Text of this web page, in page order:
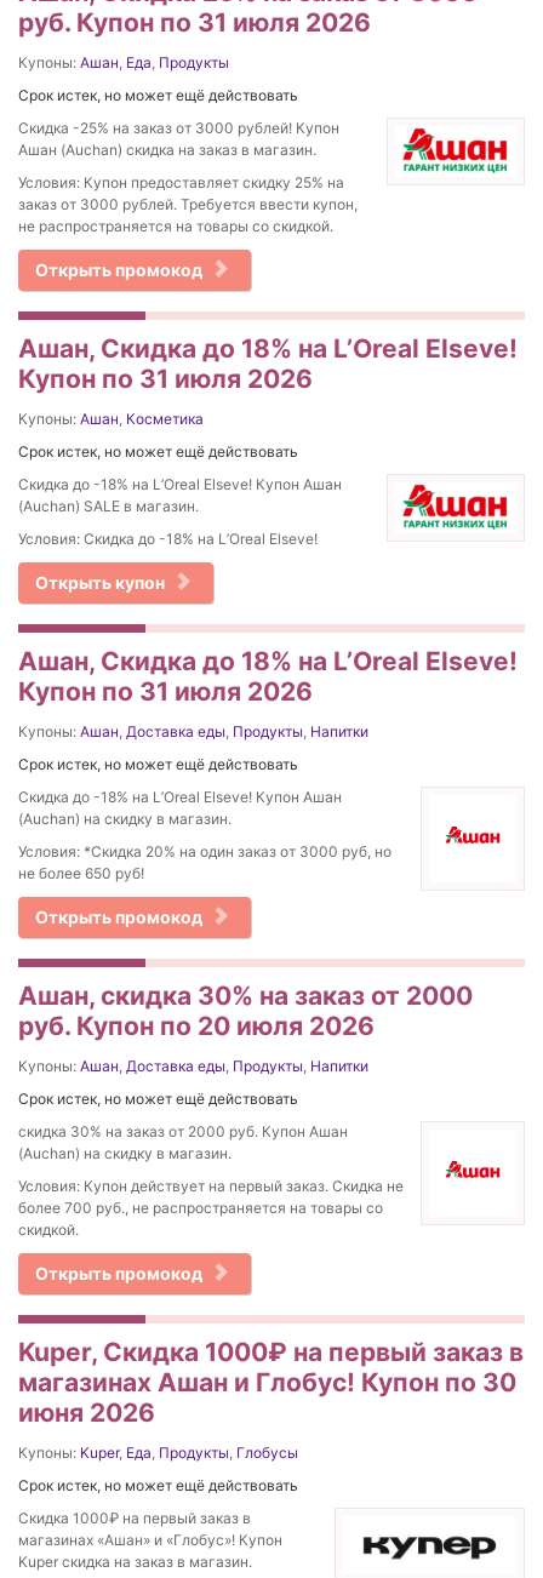
руб. Купон по 31 июля 2026
Купоны: Ашан, Еда, Продукты
Срок истек, но может ещё действовать
Скидка -25% на заказ от 3000 рублей! Купон
Ашан (Auchan) скидка на заказ в магазин.
Условия: Купон предоставляет скидку 25% на
заказ от 3000 рублей. Требуется ввести купон,
не распространяется на товары со скидкой.
Открыть промокод
Ашан, Скидка до 18% на L’Oreal Elseve!
Купон по 31 июля 2026
Купоны: Ашан, Косметика
Срок истек, но может ещё действовать
Скидка до -18% на L’Oreal Elseve! Купон Ашан
(Auchan) SALE в магазин.
Условия: Скидка до -18% на L’Oreal Elseve!
Открыть купон
Ашан, Скидка до 18% на L’Oreal Elseve!
Купон по 31 июля 2026
Купоны: Ашан, Доставка еды, Продукты, Напитки
Срок истек, но может ещё действовать
Скидка до -18% на L’Oreal Elseve! Купон Ашан
(Auchan) на скидку в магазин.
Условия: *Скидка 20% на один заказ от 3000 руб, но
не более 650 руб!
Открыть промокод
Ашан, скидка 30% на заказ от 2000
руб. Купон по 20 июля 2026
Купоны: Ашан, Доставка еды, Продукты, Напитки
Срок истек, но может ещё действовать
скидка 30% на заказ от 2000 руб. Купон Ашан
(Auchan) на скидку в магазин.
Условия: Купон действует на первый заказ. Скидка не
более 700 руб., не распространяется на товары со
скидкой.
Открыть промокод
Kuper, Скидка 1000₽ на первый заказ в
магазинах Ашан и Глобус! Купон по 30
июня 2026
Купоны: Kuper, Еда, Продукты, Глобусы
Срок истек, но может ещё действовать
Скидка 1000₽ на первый заказ в
магазинах «Ашан» и «Глобус»! Купон
Kuper скидка на заказ в магазин.